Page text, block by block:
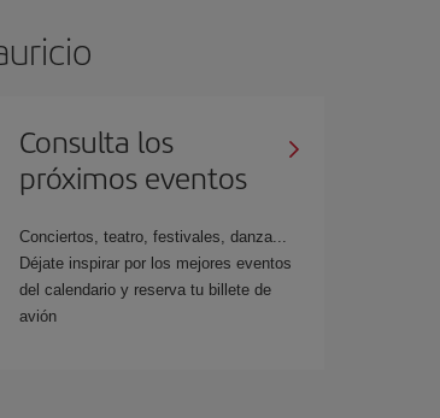
Consulta los
próximos eventos
Conciertos, teatro, festivales, danza...
Déjate inspirar por los mejores eventos
del calendario y reserva tu billete de
avión